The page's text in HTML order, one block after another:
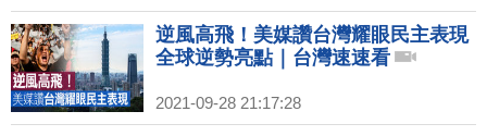
逆風高飛！美媒讚台灣耀眼民主表現
全球逆勢亮點｜台灣速速看
2021-09-28 21:17:28